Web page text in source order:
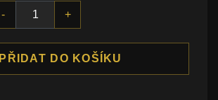
- +
PŘIDAT DO KOŠÍKU